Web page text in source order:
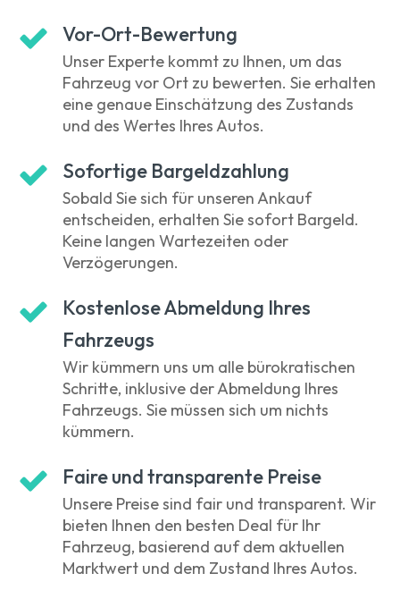
Vor-Ort-Bewertung
Unser Experte kommt zu Ihnen, um das
Fahrzeug vor Ort zu bewerten. Sie erhalten
eine genaue Einschätzung des Zustands
und des Wertes Ihres Autos.
Sofortige Bargeldzahlung
Sobald Sie sich für unseren Ankauf
entscheiden, erhalten Sie sofort Bargeld.
Keine langen Wartezeiten oder
Verzögerungen.
Kostenlose Abmeldung Ihres
Fahrzeugs
Wir kümmern uns um alle bürokratischen
Schritte, inklusive der Abmeldung Ihres
Fahrzeugs. Sie müssen sich um nichts
kümmern.
Faire und transparente Preise
Unsere Preise sind fair und transparent. Wir
bieten Ihnen den besten Deal für Ihr
Fahrzeug, basierend auf dem aktuellen
Marktwert und dem Zustand Ihres Autos.